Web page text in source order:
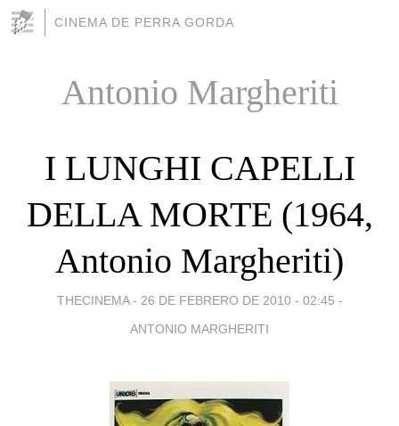
CINEMA DE PERRA GORDA
Antonio Margheriti
I LUNGHI CAPELLI
DELLA MORTE (1964,
Antonio Margheriti)
THECINEMA - 26 DE FEBRERO DE 2010 - 02:45 -
ANTONIO MARGHERITI